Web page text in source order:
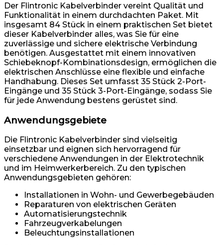
Der Flintronic Kabelverbinder vereint Qualität und
Funktionalität in einem durchdachten Paket. Mit
insgesamt 84 Stück in einem praktischen Set bietet
dieser Kabelverbinder alles, was Sie für eine
zuverlässige und sichere elektrische Verbindung
benötigen. Ausgestattet mit einem innovativen
Schiebeknopf-Kombinationsdesign, ermöglichen die
elektrischen Anschlüsse eine flexible und einfache
Handhabung. Dieses Set umfasst 35 Stück 2-Port-
Eingänge und 35 Stück 3-Port-Eingänge, sodass Sie
für jede Anwendung bestens gerüstet sind.
Anwendungsgebiete
Die Flintronic Kabelverbinder sind vielseitig
einsetzbar und eignen sich hervorragend für
verschiedene Anwendungen in der Elektrotechnik
und im Heimwerkerbereich. Zu den typischen
Anwendungsgebieten gehören:
Installationen in Wohn- und Gewerbegebäuden
Reparaturen von elektrischen Geräten
Automatisierungstechnik
Fahrzeugverkabelungen
Beleuchtungsinstallationen